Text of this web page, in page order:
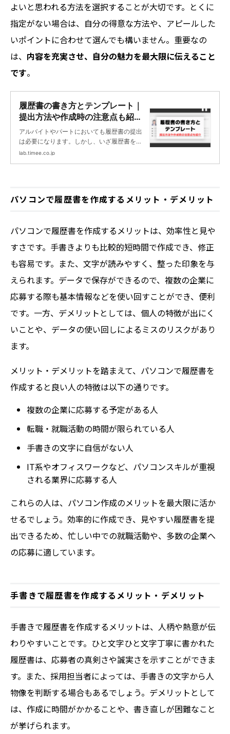
よいと思われる方法を選択することが大切です。とくに
指定がない場合は、自分の得意な方法や、アピールした
いポイントに合わせて選んでも構いません。重要なの
は、 内容を充実させ、自分の魅力を最大限に伝えること
です。
履歴書の書き方とテンプレート｜
提出方法や作成時の注意点も紹介
| タイミーラボ - スキマで働く、
世界が広がる。
アルバイトやパートにおいても履歴書の提出
は必要になります。しかし、いざ履歴書を用
意するとなると、どこまで書いていいのか、
lab.timee.co.jp
パソコンで履歴書を作成するメリット・デメリット
パソコンで履歴書を作成するメリットは、効率性と見や
すさです。手書きよりも比較的短時間で作成でき、修正
も容易です。また、文字が読みやすく、整った印象を与
えられます。データで保存ができるので、複数の企業に
応募する際も基本情報などを使い回すことができ、便利
です。一方、デメリットとしては、個人の特徴が出にく
いことや、データの使い回しによるミスのリスクがあり
ます。
メリット・デメリットを踏まえて、パソコンで履歴書を
作成すると良い人の特徴は以下の通りです。
複数の企業に応募する予定がある人
転職・就職活動の時間が限られている人
手書きの文字に自信がない人
IT系やオフィスワークなど、パソコンスキルが重視
される業界に応募する人
これらの人は、パソコン作成のメリットを最大限に活か
せるでしょう。効率的に作成でき、見やすい履歴書を提
出できるため、忙しい中での就職活動や、多数の企業へ
の応募に適しています。
手書きで履歴書を作成するメリット・デメリット
手書きで履歴書を作成するメリットは、人柄や熱意が伝
わりやすいことです。ひと文字ひと文字丁寧に書かれた
履歴書は、応募者の真剣さや誠実さを示すことができま
す。また、採用担当者によっては、手書きの文字から人
物像を判断する場合もあるでしょう。デメリットとして
は、作成に時間がかかることや、書き直しが困難なこと
が挙げられます。